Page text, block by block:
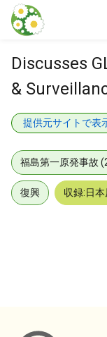
本文に飛ぶ
Discusses
&
提供元サイトで表
福島第一原発事故
復興 収録:日